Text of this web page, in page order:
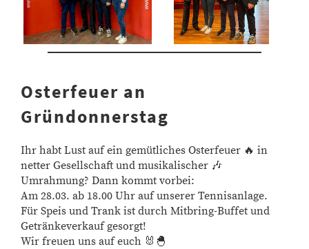
Osterfeuer an
Gründonnerstag
Ihr habt Lust auf ein gemütliches Osterfeuer 🔥 in
netter Gesellschaft und musikalischer 🎶
Umrahmung? Dann kommt vorbei:
Am 28.03. ab 18.00 Uhr auf unserer Tennisanlage.
Für Speis und Trank ist durch Mitbring-Buffet und
Getränkeverkauf gesorgt!
Wir freuen uns auf euch 🐰🐣